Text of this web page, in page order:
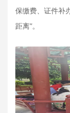
保缴费、证件补
距离”。